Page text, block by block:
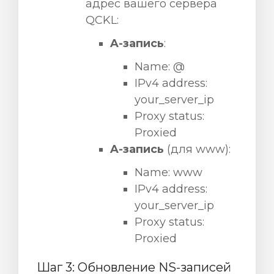
адрес вашего сервера
QCKL:
A-запись:
Name: @
IPv4 address:
your_server_ip
Proxy status:
Proxied
A-запись (для www):
Name: www
IPv4 address:
your_server_ip
Proxy status:
Proxied
Шаг 3: Обновление NS-записей